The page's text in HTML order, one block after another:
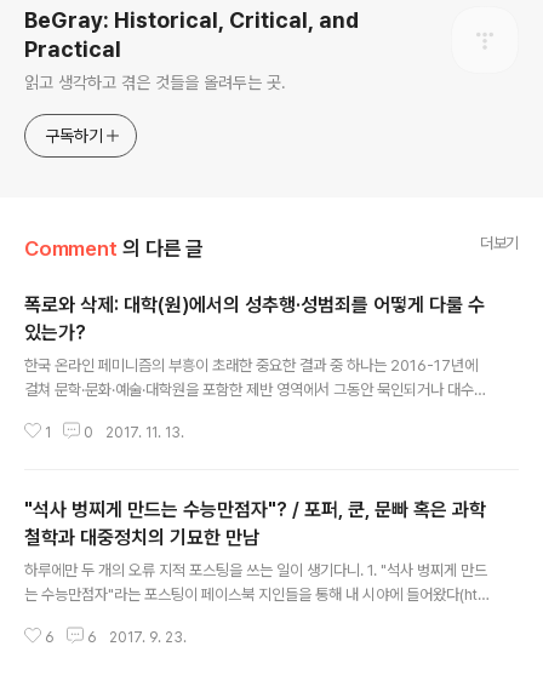
BeGray: Historical, Critical, and
Practical
읽고 생각하고 겪은 것들을 올려두는 곳.
구독하기
Comment 의 다른 글 더보기
폭로와 삭제: 대학(원)에서의 성추행·성범죄를 어떻게 다룰 수
있는가?
한국 온라인 페미니즘의 부흥이 초래한 중요한 결과 중 하나는 2016-17년에
걸쳐 문학·문화·예술·대학원을 포함한 제반 영역에서 그동안 묵인되거나 대수롭
대한 대대적인 폭로가 이어졌다는 것이다. 애초에 한국 온라인 문화가 미국으로
내에서도 예외는 아니었는데, 가령 현대 영문학/비교문학의 스타 연구자인 프랑
코 모레티(Franco Moretti) 및 언어철학의 대가 존 설(John Searle)의 성폭
행·성추행 의혹에 관한 갖가지 폭로가 이어진 것이다(모레티 사건 관련 기사: ht
t..
1 0 2017. 11. 13.
"석사 벙찌게 만드는 수능만점자"? / 포퍼, 쿤, 문빠 혹은 과학
철학과 대중정치의 기묘한 만남
하루에만 두 개의 오류 지적 포스팅을 쓰는 일이 생기다니. 1. "석사 벙찌게 만드
는 수능만점자"라는 포스팅이 페이스북 지인들을 통해 내 시야에 들어왔다(htt
om/instiz/posts/1553765021374721 ) 마침 인용된 지문이 영문학 지문
6 6 2017. 9. 23.